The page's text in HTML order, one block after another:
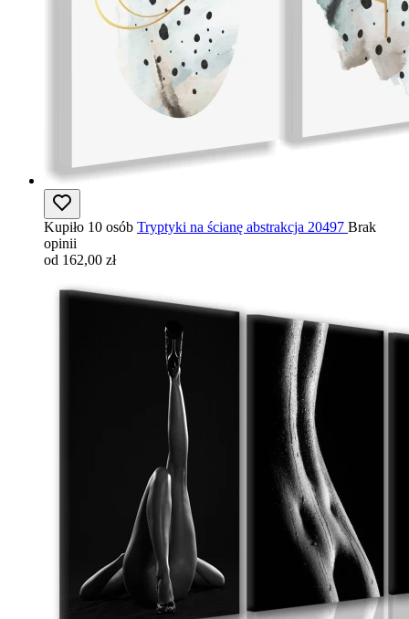
Kupiło 10 osób Tryptyki na ścianę abstrakcja 20497 Brak
opinii
od 162,00 zł